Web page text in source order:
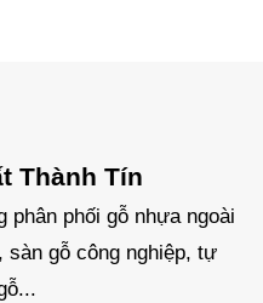
Thành Tín
phân phối gỗ nhựa ngoài
sàn gỗ công nghiệp, tự